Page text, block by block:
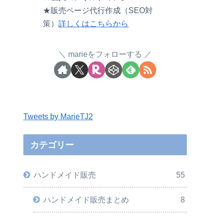
★販売ページ代行作成（SEO対
策）詳しくはこちらから
marieをフォローする
Tweets by MarieTJ2
カテゴリー
ハンドメイド販売 55
ハンドメイド販売まとめ 8